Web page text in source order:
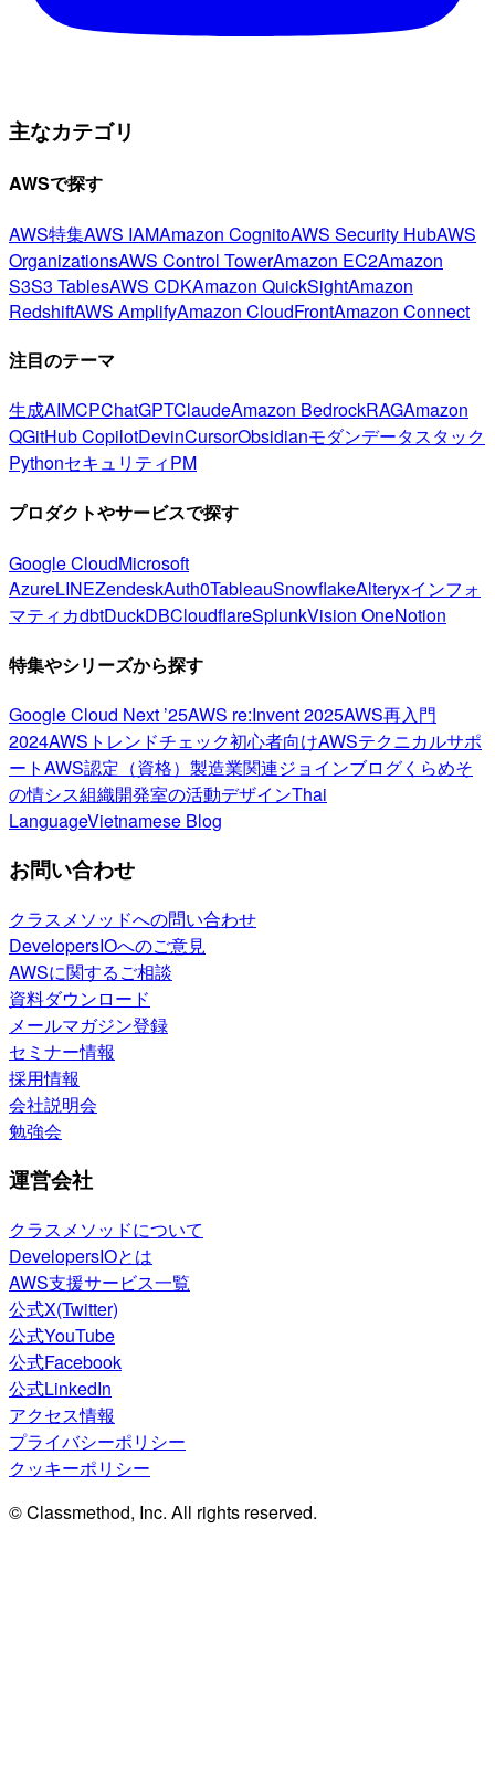
主なカテゴリ
AWSで探す
AWS特集AWS IAMAmazon CognitoAWS Security HubAWS
OrganizationsAWS Control TowerAmazon EC2Amazon
S3S3 TablesAWS CDKAmazon QuickSightAmazon
RedshiftAWS AmplifyAmazon CloudFrontAmazon Connect
注目のテーマ
生成AIMCPChatGPTClaudeAmazon BedrockRAGAmazon
QGitHub CopilotDevinCursorObsidianモダンデータスタック
PythonセキュリティPM
プロダクトやサービスで探す
Google CloudMicrosoft
AzureLINEZendeskAuth0TableauSnowflakeAlteryxインフォ
マティカdbtDuckDBCloudflareSplunkVision OneNotion
特集やシリーズから探す
Google Cloud Next ’25AWS re:Invent 2025AWS再入門
2024AWSトレンドチェック初心者向けAWSテクニカルサポ
ートAWS認定（資格） 製造業関連ジョインブログくらめそ
の情シス組織開発室の活動デザインThai
LanguageVietnamese Blog
お問い合わせ
クラスメソッドへの問い合わせ
DevelopersIOへのご意見
AWSに関するご相談
資料ダウンロード
メールマガジン登録
セミナー情報
採用情報
会社説明会
勉強会
運営会社
クラスメソッドについて
DevelopersIOとは
AWS支援サービス一覧
公式X(Twitter)
公式YouTube
公式Facebook
公式LinkedIn
アクセス情報
プライバシーポリシー
クッキーポリシー
© Classmethod, Inc. All rights reserved.